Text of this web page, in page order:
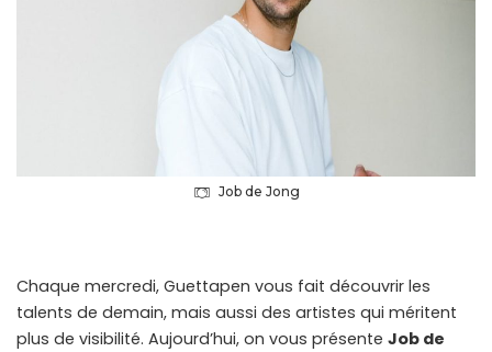
Job de Jong
Chaque mercredi, Guettapen vous fait découvrir les
talents de demain, mais aussi des artistes qui méritent
plus de visibilité. Aujourd’hui, on vous présente Job de